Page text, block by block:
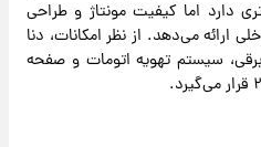
محدودتری دارد اما کیفیت مونتاژ و طراحی
ارائه می‌دهد. از نظر امکانات، دنا
سیستم تهویه اتومات و صفحه